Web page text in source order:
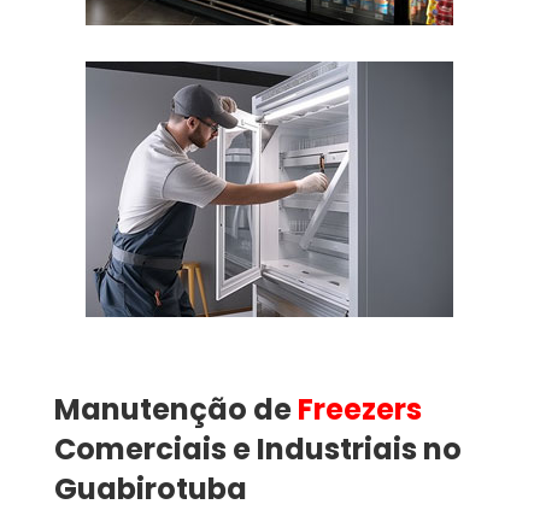
Manutenção deFreezers
Comerciais e Industriais no
Guabirotuba